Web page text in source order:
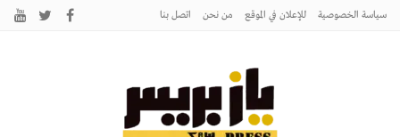
سياسة الخصوصية للإعلان في الموقع من نحن اتصل بنـا